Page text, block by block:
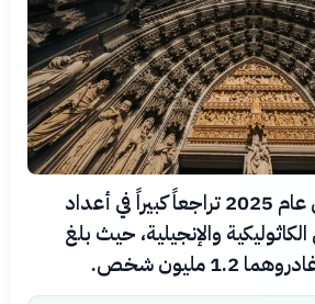
شهدت ألمانيا خلال عام 2025 تراجعاً كبيراً في أعداد
والإنجيلية، حيث بلغ
مليون شخص.